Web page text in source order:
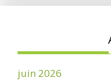
juin 2026